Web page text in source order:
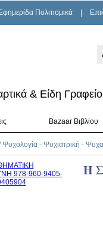
Εφημερίδα Πολιτισμικά
& Είδη
Bazaar Βιβλίου
Ψυχολογία - Ψυχιατρική -
Η